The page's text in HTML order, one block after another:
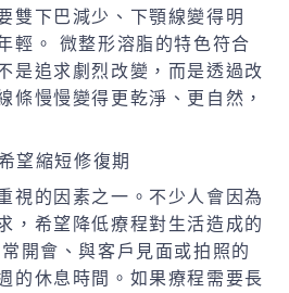
雙下巴減少、下顎線變得明
輕。 微整形溶脂的特色符合
是追求劇烈改變，而是透過改
條慢慢變得更乾淨、更自然，
望縮短修復期
視的因素之一。不少人會因為
，希望降低療程對生活造成的
開會、與客戶見面或拍照的
的休息時間。如果療程需要長